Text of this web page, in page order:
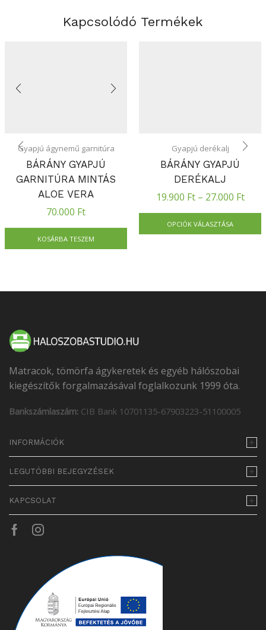
Kapcsolódó Termékek
Gyapjú ágynemű garnitúra
BÁRÁNY GYAPJÚ
GARNITÚRA MINTÁS
ALOE VERA
70.000 Ft
KOSÁRBA TESZEM
Gyapjú derékalj
BÁRÁNY GYAPJÚ
DERÉKALJ
19.900 Ft– 27.000 Ft
OPCIÓK VÁLASZTÁSA
Matracok, tömörfa ágykeretek és egyéb hálószobai
kiegészítők forgalmazásával foglalkozunk 1999 óta.
Bankszámlaszám: CIB Bank 10701135-67903223-51100005
INFORMÁCIÓK
LEGUTÓBBI BEJEGYZÉSEK
KAPCSOLAT
FacebookInstagram